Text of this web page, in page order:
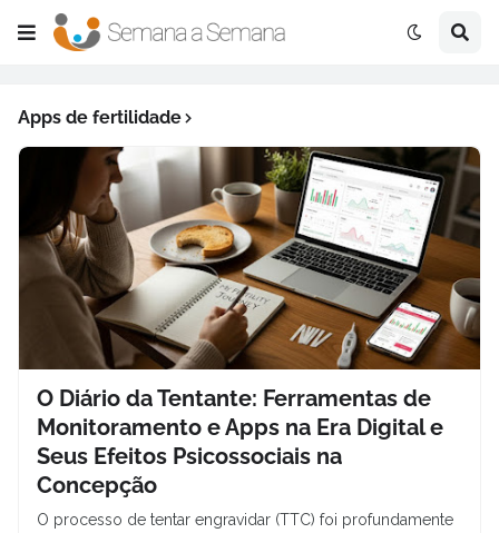
Apps de fertilidade
O Diário da Tentante: Ferramentas de
Monitoramento e Apps na Era Digital e
Seus Efeitos Psicossociais na
Concepção
O processo de tentar engravidar (TTC) foi profundamente